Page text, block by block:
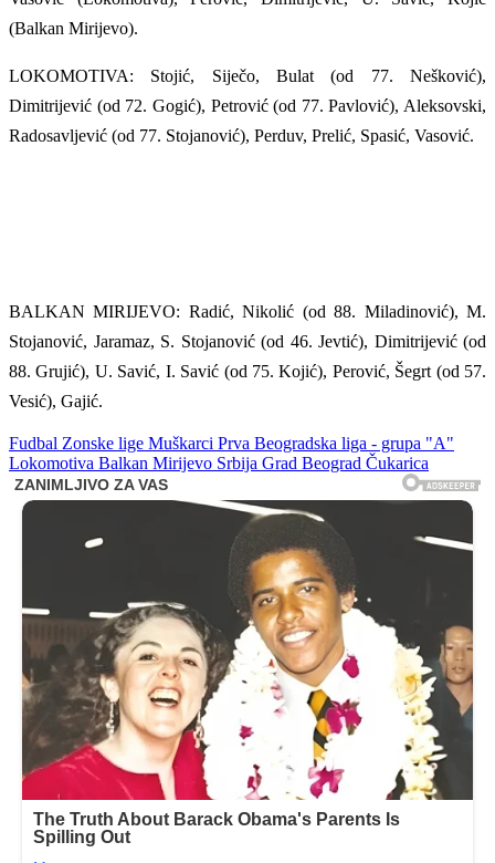
(Balkan Mirijevo).
LOKOMOTIVA: Stojić, Siječo, Bulat (od 77. Nešković),
Dimitrijević (od 72. Gogić), Petrović (od 77. Pavlović), Aleksovski,
Radosavljević (od 77. Stojanović), Perduv, Prelić, Spasić, Vasović.
BALKAN MIRIJEVO: Radić, Nikolić (od 88. Miladinović), M.
Stojanović, Jaramaz, S. Stojanović (od 46. Jevtić), Dimitrijević (od
88. Grujić), U. Savić, I. Savić (od 75. Kojić), Perović, Šegrt (od 57.
Vesić), Gajić.
Fudbal Zonske lige Muškarci Prva Beogradska liga - grupa "A"
Lokomotiva Balkan Mirijevo Srbija Grad Beograd Čukarica